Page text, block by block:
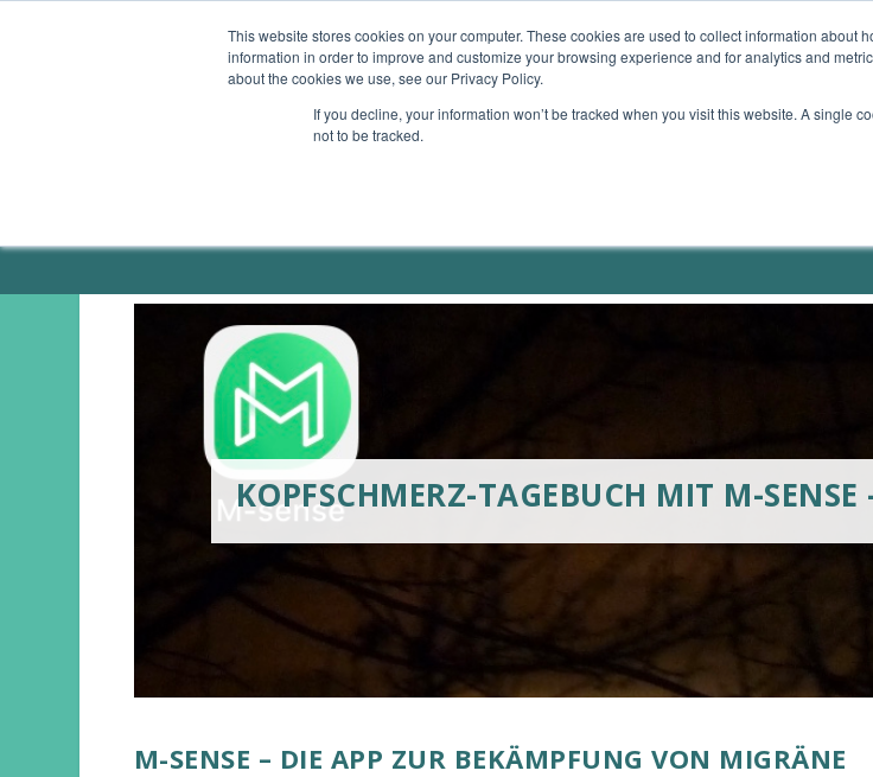
This website stores cookies on your computer. These cookies are used to collect information about
information in order to improve and customize your browsing experience and for analytics and
about the cookies we use, see our Privacy Policy.
If you decline, your information won’t be tracked when you visit this website. A single
not to be tracked.
GESUNDHEITS-APPS SMARTE GERÄTE MEIN ANGEBOT
KOPFSCHMERZ-TAGEBUCH MIT M-SENSE
M-SENSE – DIE APP ZUR BEKÄMPFUNG VON MIGRÄNE